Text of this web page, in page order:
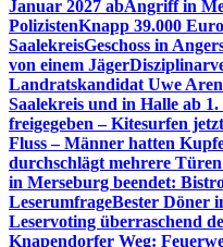
Januar 2027 abAngriff in
PolizistenKnapp 39.000
SaalekreisGeschoss in
von einem Jäger
Landratskandidat Uwe
Saalekreis und in Halle ab
freigegeben – Kitesurfen
Fluss – Männer hatten
durchschlägt mehrere
in Merseburg beendet:
LeserumfrageBester Döner
Leservoting überraschend
Knapendorfer Weg: